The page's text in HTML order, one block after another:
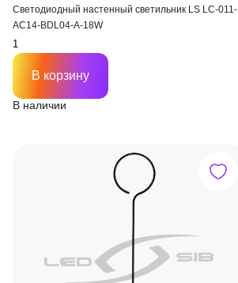
Светодиодный настенный светильник LS LC-011-
AC14-BDL04-А-18W
В наличии
В корзину